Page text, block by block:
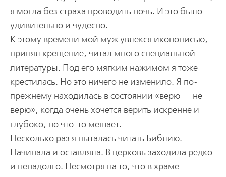
я могла без страха проводить ночь. И это было
удивительно и чудесно.
К этому времени мой муж увлекся иконописью,
принял крещение, читал много специальной
литературы. Под его мягким нажимом я тоже
крестилась. Но это ничего не изменило. Я по-
прежнему находилась в состоянии «верю — не
верю», когда очень хочется верить искренне и
глубоко, но что-то мешает.
Несколько раз я пыталась читать Библию.
Начинала и оставляла. В церковь заходила редко
и ненадолго. Несмотря на то, что в храме